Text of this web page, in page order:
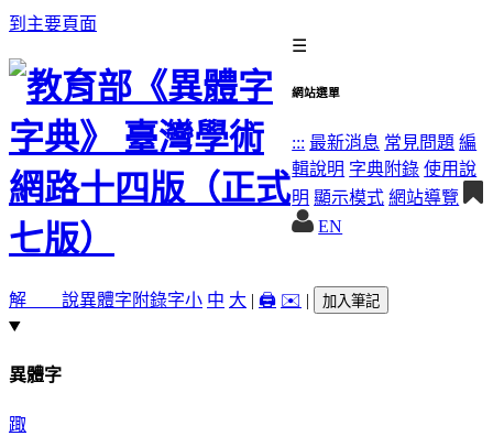
到主要頁面
☰
網站選單
::: 最新消息 常見問題 編
輯說明 字典附錄 使用說
明 顯示模式 網站導覽
EN
解 說異體字 附錄字小 中 大 | 🖨️ ✉️ | 加入筆記
異體字
踙